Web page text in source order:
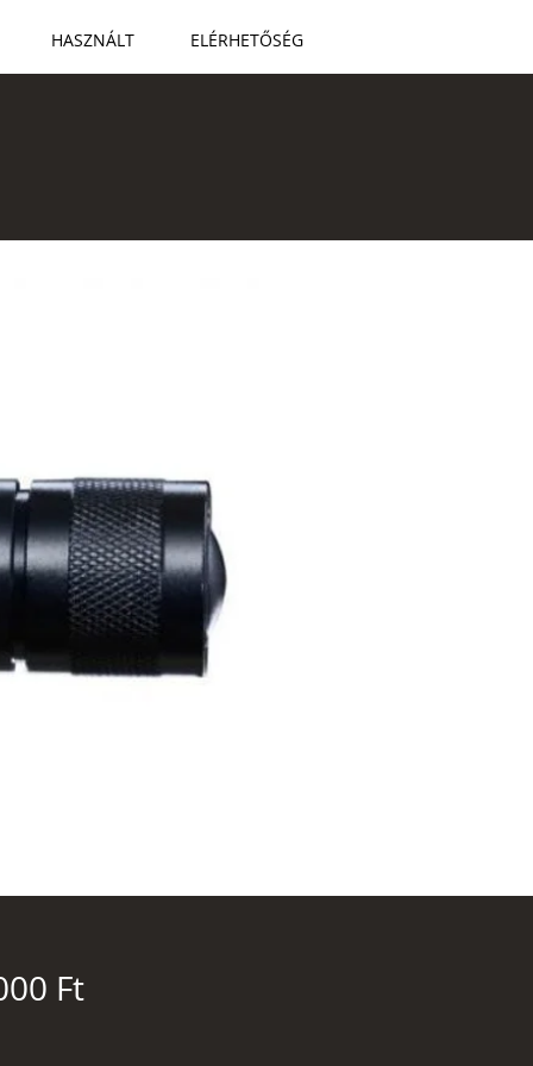
HASZNÁLT ELÉRHETŐSÉG
FtÁr